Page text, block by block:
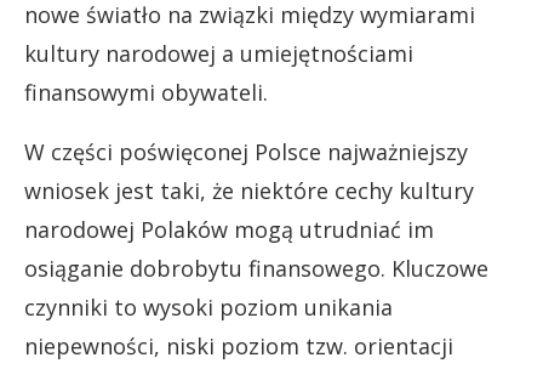
nowe światło na związki między wymiarami
kultury narodowej a umiejętnościami
finansowymi obywateli.
W części poświęconej Polsce najważniejszy
wniosek jest taki, że niektóre cechy kultury
narodowej Polaków mogą utrudniać im
osiąganie dobrobytu finansowego. Kluczowe
czynniki to wysoki poziom unikania
niepewności, niski poziom tzw. orientacji